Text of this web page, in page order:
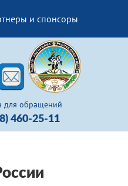
и спонсоры
для обращений
460-25-11